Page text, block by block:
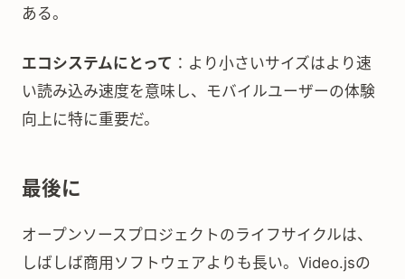
ある。
エコシステムにとって ：より小さいサイズはより速
い読み込み速度を意味し、モバイルユーザーの体験
向上に特に重要だ。
最後に
オープンソースプロジェクトのライフサイクルは、
しばしば商用ソフトウェアよりも長い。Video.jsの